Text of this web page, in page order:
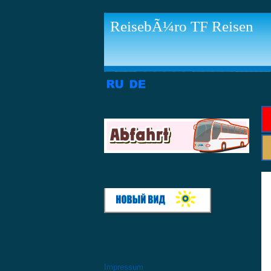
ReisebÃ¼ro TF Reisen
Impressum